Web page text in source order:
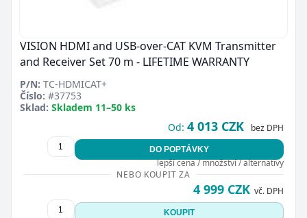
VISION HDMI and USB-over-CAT KVM Transmitter
and Receiver Set 70 m - LIFETIME WARRANTY
P/N: TC-HDMICAT+
Číslo: #37753
Sklad: Skladem 11–50 ks
Od: 4 013 CZK bez DPH
DO POPTÁVKY
lepší cena / množství / alternativy
NEBO KOUPIT ZA
4 999 CZK vč. DPH
KOUPIT